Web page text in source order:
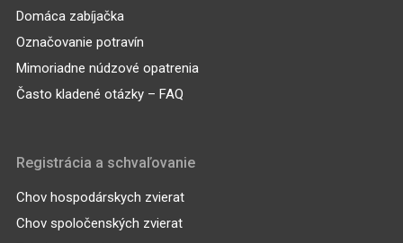
Domáca zabíjačka
Označovanie potravín
Mimoriadne núdzové opatrenia
Často kladené otázky – FAQ
Registrácia a schvaľovanie
Chov hospodárskych zvierat
Chov spoločenských zvierat